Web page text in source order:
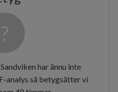
har ännu inte
analys så betygsätter vi